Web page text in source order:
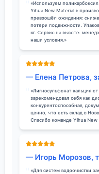
«Используем
Yihua New Material в
превзошёл ожидания:
потери подвижности.
кг. Сервис на высоте:
наши условия.»
— Елена Петрова,
«Лигносульфонат кальция
зарекомендовал себя как
конкурентоспособная,
ценно, что есть склад в
Спасибо команде Yihua New
— Игорь Морозов,
«Для систем водоочистки